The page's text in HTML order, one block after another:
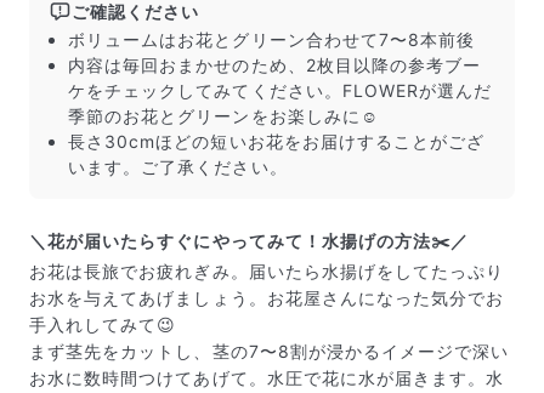
ご確認ください
ボリュームはお花とグリーン合わせて7〜8本前後
内容は毎回おまかせのため、2枚目以降の参考ブー
ケをチェックしてみてください。FLOWERが選んだ
季節のお花とグリーンをお楽しみに☺️
長さ30cmほどの短いお花をお届けすることがござ
います。ご了承ください。
＼花が届いたらすぐにやってみて！水揚げの方法✂️／
お花は長旅でお疲れぎみ。届いたら水揚げをしてたっぷり
お水を与えてあげましょう。お花屋さんになった気分でお
手入れしてみて😉
まず茎先をカットし、茎の7〜8割が浸かるイメージで深い
お水に数時間つけてあげて。水圧で花に水が届きます。水